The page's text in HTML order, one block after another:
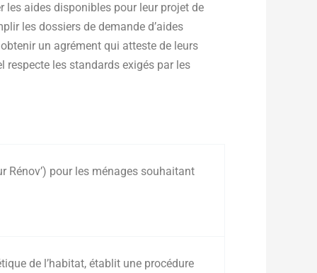
les aides disponibles pour leur projet de
les dossiers de demande d’aides
un agrément qui atteste de leurs
respecte les standards exigés par les
Rénov’) pour les ménages souhaitant
de l’habitat, établit une procédure